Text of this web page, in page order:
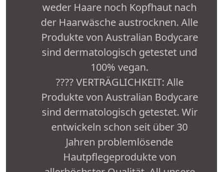
weder Haare noch Kopfhaut nach
der Haarwäsche austrocknen. Alle
Produkte von Australian Bodycare
sind dermatologisch getestet und
100% vegan.
???? VERTRÄGLICHKEIT: Alle
Produkte von Australian Bodycare
sind dermatologisch getestet. Wir
entwickeln schon seit über 30
Jahren problemlösende
Hautpflegeprodukte von